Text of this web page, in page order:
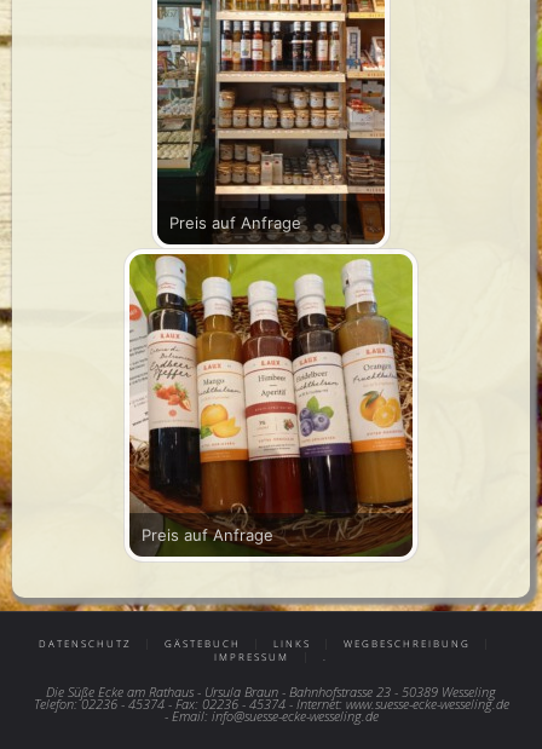
Preis auf Anfrage
Preis auf Anfrage
DATENSCHUTZ GÄSTEBUCH LINKS WEGBESCHREIBUNG
IMPRESSUM
Die Süße Ecke am Rathaus - Ursula Braun - Bahnhofstrasse 23 - 50389 Wesseling
Telefon: 02236 - 45374 - Fax: 02236 - 45374 - Internet: www.suesse-ecke-wesseling.de
- Email: info@suesse-ecke-wesseling.de